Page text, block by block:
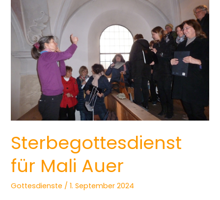
Sterbegottesdienst
für Mali Auer
Gottesdienste /1. September 2024
für
Mali
Auer